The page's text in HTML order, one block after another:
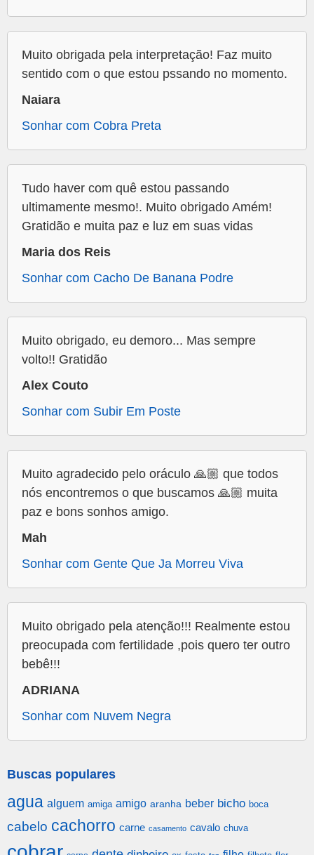
Muito obrigada pela interpretação! Faz muito
sentido com o que estou pssando no momento.
Naiara
Sonhar com Cobra Preta
Tudo haver com quê estou passando
ultimamente mesmo!. Muito obrigado Amém!
Gratidão e muita paz e luz em suas vidas
Maria dos Reis
Sonhar com Cacho De Banana Podre
Muito obrigado, eu demoro... Mas sempre
volto!! Gratidão
Alex Couto
Sonhar com Subir Em Poste
Muito agradecido pelo oráculo 🙏🏼 que todos
nós encontremos o que buscamos 🙏🏼 muita
paz e bons sonhos amigo.
Mah
Sonhar com Gente Que Ja Morreu Viva
Muito obrigado pela atenção!!! Realmente estou
preocupada com fertilidade ,pois quero ter outro
bebê!!!
ADRIANA
Sonhar com Nuvem Negra
Buscas populares
agua alguem amiga amigo aranha beber bicho boca
cabelo cachorro carne casamento cavalo chuva